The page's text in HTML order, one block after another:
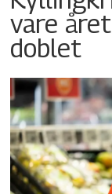
vare
doblet